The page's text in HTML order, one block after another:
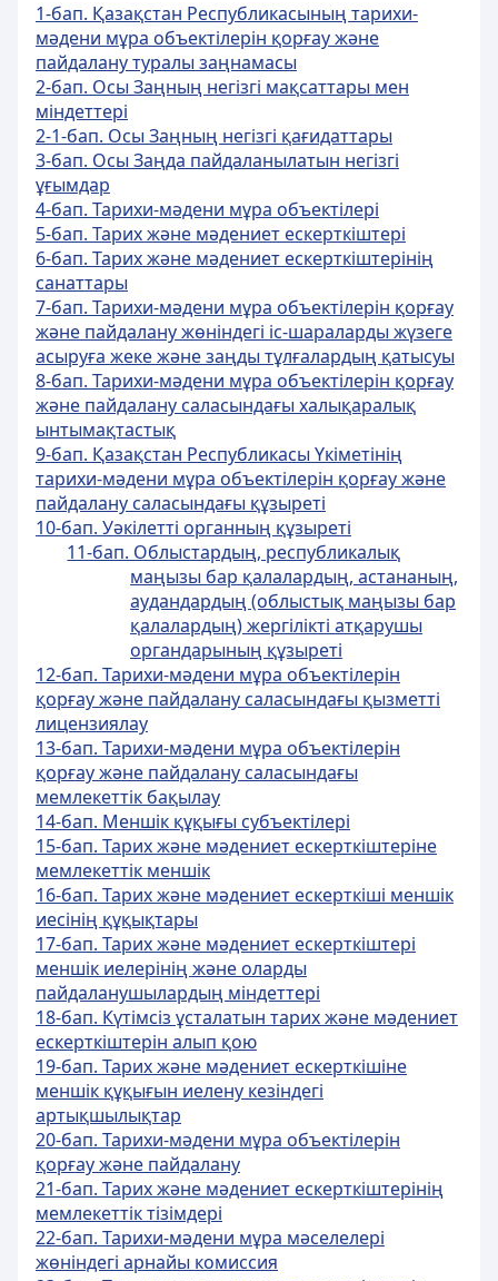
1-бап. Қазақстан Республикасының тарихи-
мәдени мұра объектілерін қорғау және
пайдалану туралы заңнамасы
2-бап. Осы Заңның негізгі мақсаттары мен
міндеттері
2-1-бап. Осы Заңның негізгі қағидаттары
3-бап. Осы Заңда пайдаланылатын негізгі
ұғымдар
4-бап. Тарихи-мәдени мұра объектілері
5-бап. Тарих және мәдениет ескерткіштері
6-бап. Тарих және мәдениет ескерткіштерінің
санаттары
7-бап. Тарихи-мәдени мұра объектілерін қорғау
және пайдалану жөніндегі іс-шараларды жүзеге
асыруға жеке және заңды тұлғалардың қатысуы
8-бап. Тарихи-мәдени мұра объектілерін қорғау
және пайдалану саласындағы халықаралық
ынтымақтастық
9-бап. Қазақстан Республикасы Үкіметінің
тарихи-мәдени мұра объектілерін қорғау және
пайдалану саласындағы құзыреті
10-бап. Уәкілетті органның құзыреті
11-бап. Облыстардың, республикалық
маңызы бар қалалардың, астананың,
аудандардың (облыстық маңызы бар
қалалардың) жергiлiктi атқарушы
органдарының құзыретi
12-бап. Тарихи-мəдени мұра объектілерін
қорғау жəне пайдалану саласындағы қызметті
лицензиялау
13-бап. Тарихи-мәдени мұра объектілерін
қорғау және пайдалану саласындағы
мемлекеттік бақылау
14-бап. Меншік құқығы субъектілері
15-бап. Тарих және мәдениет ескерткіштеріне
мемлекеттік меншік
16-бап. Тарих және мәдениет ескерткіші меншік
иесінің құқықтары
17-бап. Тарих және мәдениет ескерткiштерi
меншік иелерінің және оларды
пайдаланушылардың міндеттері
18-бап. Күтімсіз ұсталатын тарих және мәдениет
ескерткіштерін алып қою
19-бап. Тарих және мәдениет ескерткішіне
меншік құқығын иелену кезіндегі
артықшылықтар
20-бап. Тарихи-мәдени мұра объектілерін
қорғау және пайдалану
21-бап. Тарих және мәдениет ескерткіштерінің
мемлекеттік тізімдері
22-бап. Тарихи-мәдени мұра мәселелері
жөніндегі арнайы комиссия